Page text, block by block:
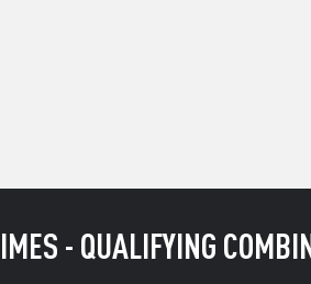
- QUALIFYING